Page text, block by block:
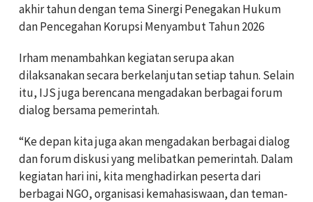
akhir tahun dengan tema Sinergi Penegakan Hukum
dan Pencegahan Korupsi Menyambut Tahun 2026
Irham menambahkan kegiatan serupa akan
dilaksanakan secara berkelanjutan setiap tahun. Selain
itu, IJS juga berencana mengadakan berbagai forum
dialog bersama pemerintah.
“Ke depan kita juga akan mengadakan berbagai dialog
dan forum diskusi yang melibatkan pemerintah. Dalam
kegiatan hari ini, kita menghadirkan peserta dari
berbagai NGO, organisasi kemahasiswaan, dan teman-